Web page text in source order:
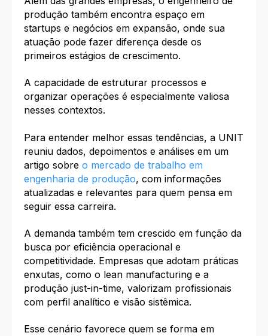
produção também encontra espaço em
startups e negócios em expansão, onde sua
atuação pode fazer diferença desde os
primeiros estágios de crescimento.
A capacidade de estruturar processos e
organizar operações é especialmente valiosa
nesses contextos.
Para entender melhor essas tendências, a UNIT
reuniu dados, depoimentos e análises em um
artigo sobre o mercado de trabalho em
engenharia de produção, com informações
atualizadas e relevantes para quem pensa em
seguir essa carreira.
A demanda também tem crescido em função da
busca por eficiência operacional e
competitividade. Empresas que adotam práticas
enxutas, como o lean manufacturing e a
produção just-in-time, valorizam profissionais
com perfil analítico e visão sistêmica.
Esse cenário favorece quem se forma em